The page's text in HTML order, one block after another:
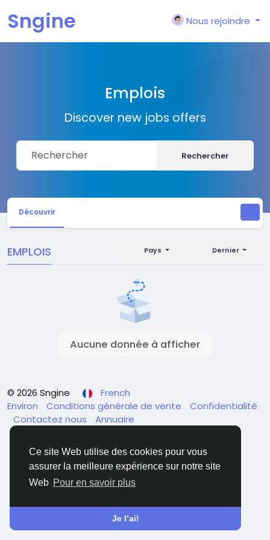
Ce site Web utilise des cookies pour vous
assurer la meilleure expérience sur notre site
Web Pour en savoir plus
Je l’ai!
Sngine Nous rejoindre
Emplois
Discover new jobs offers
Rechercher
Découvrir
EMPLOIS Dernier
Pays
Aucune donnée à afficher
© 2026 Sngine
French
Environ
Conditions générale de vente
Confidentialité
Contactez nous
Annuaire